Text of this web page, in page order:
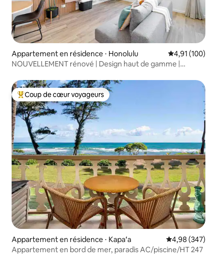
Appartement en résidence ⋅ Honolulu Évaluation
4,91 (100)
NOUVELLEMENT rénové | Design haut de gamme |
Coups de cœur voyageurs les plus appréciés
Coup de cœur voyageurs
Appartement en résidence ⋅ Kapaʻa Évaluation
4,98 (347)
Appartement en bord de mer, paradis AC/piscine/HT 247